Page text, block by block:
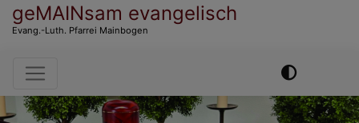
geMAINsam evangelisch
Evang.-Luth. Pfarrei Mainbogen
Hauptnavigation